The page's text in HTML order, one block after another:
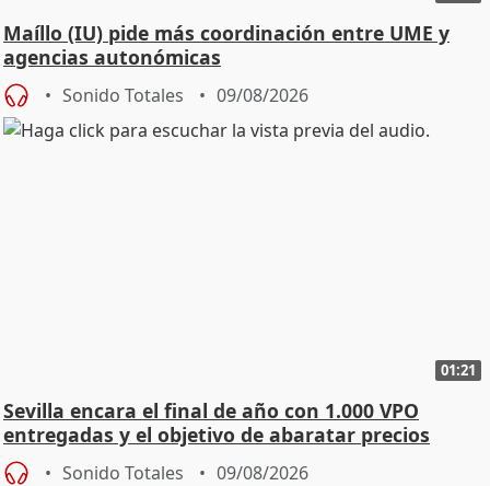
Maíllo (IU) pide más coordinación entre UME y
agencias autonómicas
Sonido Totales 09/08/2026
01:21
Sevilla encara el final de año con 1.000 VPO
entregadas y el objetivo de abaratar precios
Sonido Totales 09/08/2026